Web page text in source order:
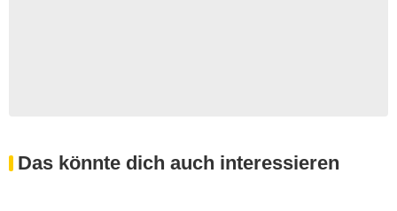
Das könnte dich auch interessieren